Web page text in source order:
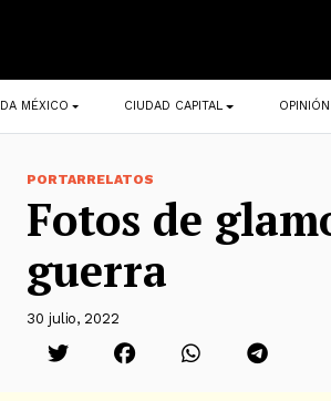
MÉXICO CIUDAD CAPITAL OPINIÓN
PORTARRELATOS
Fotos de
guerra
30 julio, 2022